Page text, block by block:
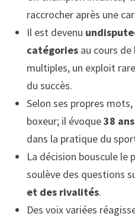
raccrocher après une
Il est devenu
catégoriesau cours de
multiples, un exploit
du succès.
Selon ses propres mots,
boxeur; il évoque38 ans
dans la pratique du
La décision bouscule le
soulève des questions
et des rivalités.
Des voix variées